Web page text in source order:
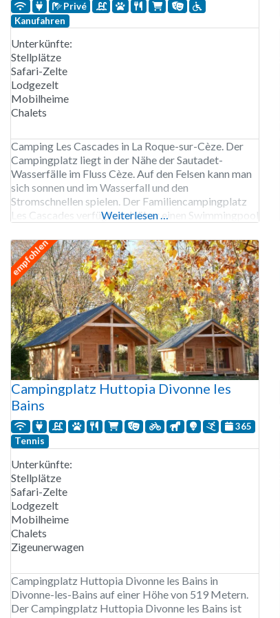
Privé
Kanufahren
Unterkünfte:
Stellplätze
Safari-Zelte
Lodgezelt
Mobilheime
Chalets
Camping Les Cascades in La Roque-sur-Cèze. Der
Campingplatz liegt in der Nähe der Sautadet-
Wasserfälle im Fluss Cèze. Auf den Felsen kann man
sich sonnen und im Wasserfall und den
Stromschnellen spielen. Der Familiencampingplatz
Les Cascades verfügt auch über einen Swimmingpool
von Mitte April bis Ende September geöffnet. 136
Stellplätze, Vermietung von Stellplätzen,
Weiterlesen …
empfohlen
Campingplatz Huttopia Divonne les
Bains
365
Tennis
Unterkünfte:
Stellplätze
Safari-Zelte
Lodgezelt
Mobilheime
Chalets
Zigeunerwagen
Campingplatz Huttopia Divonne les Bains in
Divonne-les-Bains auf einer Höhe von 519 Metern.
Der Campingplatz Huttopia Divonne les Bains ist